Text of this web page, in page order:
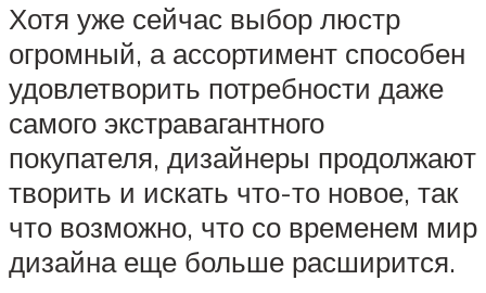
Хотя уже сейчас выбор люстр
огромный, а ассортимент способен
удовлетворить потребности даже
самого экстравагантного
покупателя, дизайнеры продолжают
творить и искать что-то новое, так
что возможно, что со временем мир
дизайна еще больше расширится.